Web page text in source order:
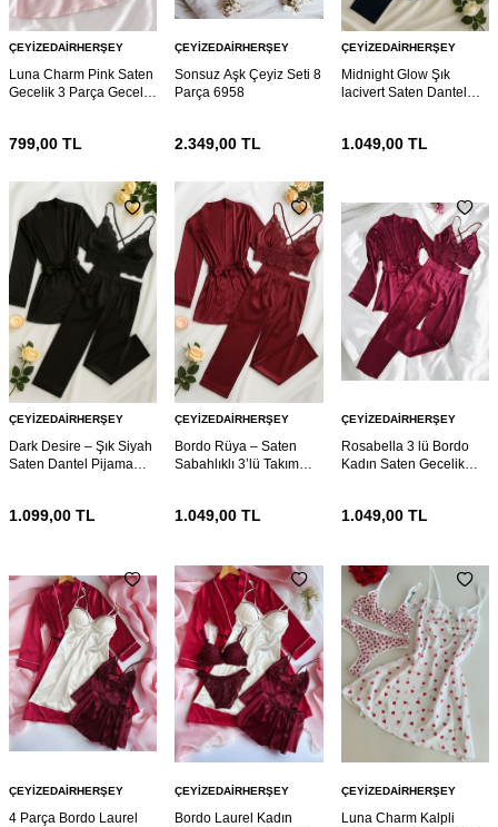
ÇEYIZEDAIRHERŞEY
Luna Charm Pink Saten
Gecelik 3 Parça Gecelik
799,00 TL
ÇEYIZEDAIRHERŞEY
Sonsuz Aşk Çeyiz Seti 8
Parça 6958
2.349,00 TL
ÇEYIZEDAIRHERŞEY
Midnight Glow Şık
lacivert Saten Dantel
1.049,00TL
ÇEYIZEDAIRHERŞEY
Dark Desire – Şık Siyah
Saten Dantel Pijama
1.099,00 TL
ÇEYIZEDAIRHERŞEY
Bordo Rüya – Saten
Sabahlıklı 3’lü Takım
1.049,00 TL
ÇEYIZEDAIRHERŞEY
Rosabella 3 lü Bordo
Kadın Saten Gecelik
1.049,00TL
ÇEYIZEDAIRHERŞEY
4 Parça Bordo Laurel
ÇEYIZEDAIRHERŞEY
Bordo Laurel Kadın
ÇEYIZEDAIRHERŞEY
Luna Charm Kalpli